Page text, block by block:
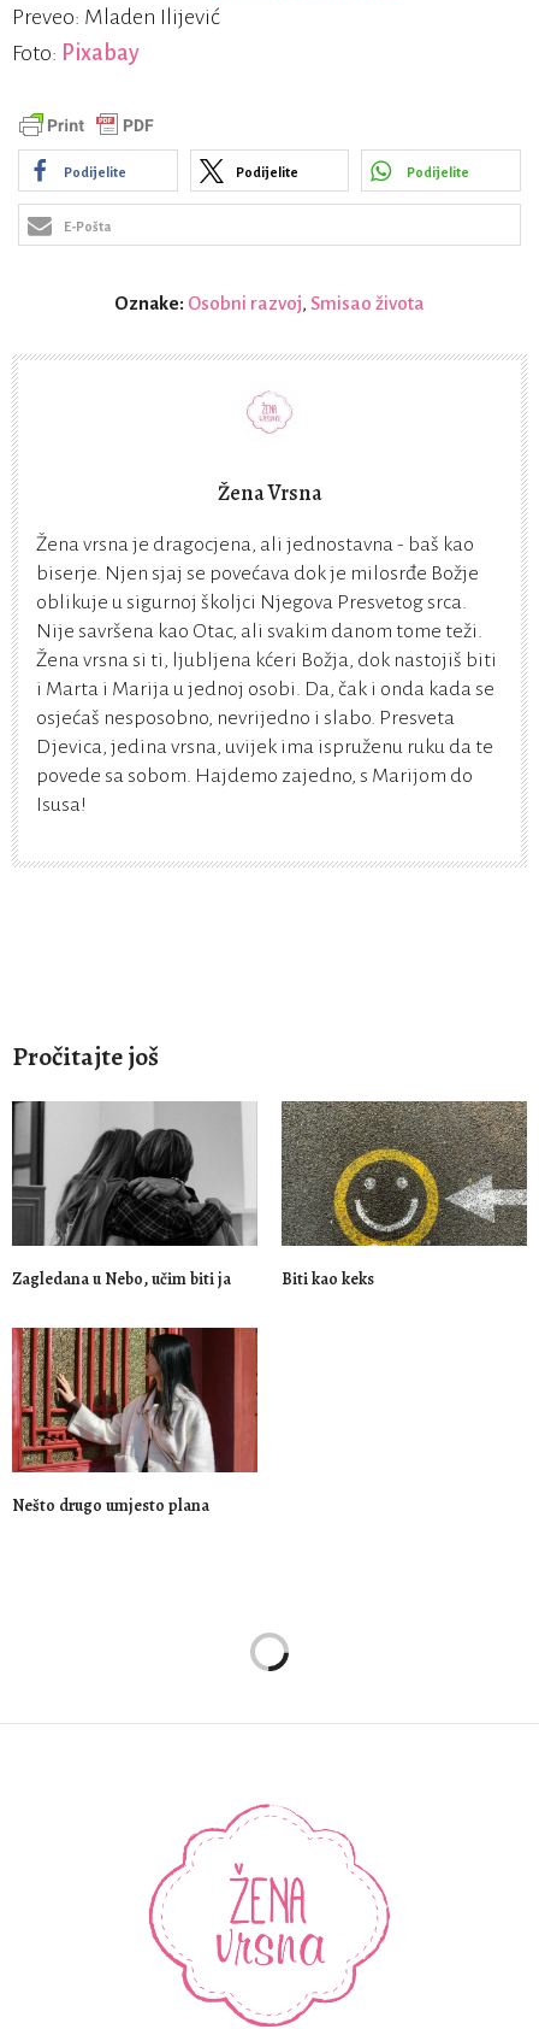
Preveo: Mladen Ilijević
Foto: Pixabay
Podijelite Podijelite Podijelite
E-Pošta
Oznake: Osobni razvoj, Smisao života
Žena Vrsna
Žena vrsna je dragocjena, ali jednostavna - baš kao
biserje. Njen sjaj se povećava dok je milosrđe Božje
oblikuje u sigurnoj školjci Njegova Presvetog srca.
Nije savršena kao Otac, ali svakim danom tome teži.
Žena vrsna si ti, ljubljena kćeri Božja, dok nastojiš biti
i Marta i Marija u jednoj osobi. Da, čak i onda kada se
osjećaš nesposobno, nevrijedno i slabo. Presveta
Djevica, jedina vrsna, uvijek ima ispruženu ruku da te
povede sa sobom. Hajdemo zajedno, s Marijom do
Isusa!
Pročitajte još
Zagledana u Nebo, učim biti ja Biti kao keks
Nešto drugo umjesto plana